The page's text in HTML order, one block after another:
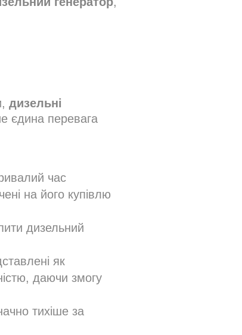
дизельні
єдина перевага
час
на його купівлю
дизельний
як
даючи змогу
тихіше за